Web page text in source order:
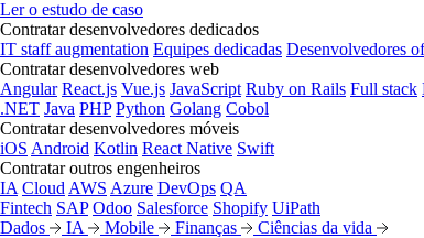
Ler o estudo de caso
Contratar desenvolvedores dedicados
IT staff augmentation Equipes dedicadas Desenvolvedores
Contratar desenvolvedores web
Angular React.js Vue.js JavaScript Ruby on Rails Full stack
.NET Java PHP Python Golang Cobol
Contratar desenvolvedores móveis
iOS Android Kotlin React Native Swift
Contratar outros engenheiros
IA Cloud AWS Azure DevOps QA
Fintech SAP Odoo Salesforce Shopify UiPath
Dados
IA Mobile Finanças Ciências da vida